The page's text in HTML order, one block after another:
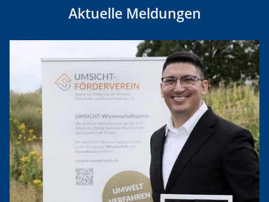
Aktuelle Meldungen